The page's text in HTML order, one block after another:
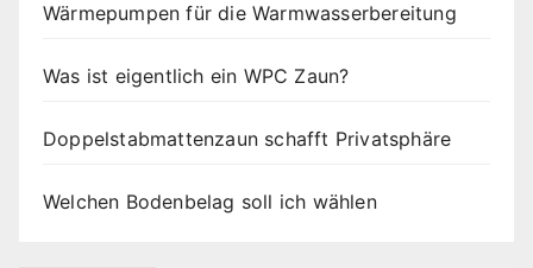
Wärmepumpen für die Warmwasserbereitung
Was ist eigentlich ein WPC Zaun?
Doppelstabmattenzaun schafft Privatsphäre
Welchen Bodenbelag soll ich wählen